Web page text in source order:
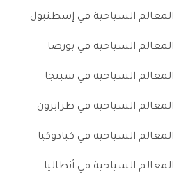
المعالم السياحية في إسطنبول
المعالم السياحية في بورصا
المعالم السياحية في سبنجا
المعالم السياحية في طرابزون
المعالم السياحية في كبادوكيا
المعالم السياحية في أنطاليا